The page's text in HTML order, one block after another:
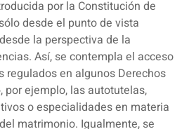
por la Constitución de
desde el punto de vista
la perspectiva de la
Así, se contempla el acceso
regulados en algunos Derechos
ejemplo, las autotutelas,
o especialidades en materia
matrimonio. Igualmente, se